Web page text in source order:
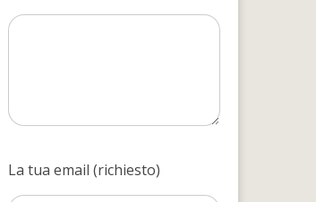
La tua email (richiesto)